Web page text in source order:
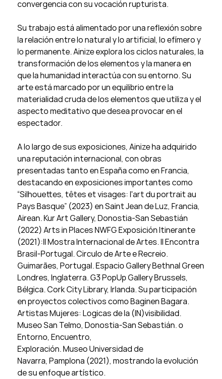
convergencia con su vocación rupturista.
Su trabajo está alimentado por una reflexión sobre
la relación entre lo natural y lo artificial, lo efímero y
lo permanente. Ainize explora los ciclos naturales, la
transformación de los elementos y la manera en
que la humanidad interactúa con su entorno. Su
arte está marcado por un equilibrio entre la
materialidad cruda de los elementos que utiliza y el
aspecto meditativo que desea provocar en el
espectador.
A lo largo de sus exposiciones, Ainize ha adquirido
una reputación internacional, con obras
presentadas tanto en España como en Francia,
destacando en exposiciones importantes como
“Silhouettes, têtes et visages: l'art du portrait au
Pays Basque” (2023) en Saint Jean de Luz, Francia,
Airean. Kur Art Gallery, Donostia-San Sebastián
(2022) Arts in Places NWFG Exposición Itinerante
(2021):II Mostra Internacional de Artes. II Encontra
Brasil-Portugal. Circulo de Arte e Recreio.
Guimarães, Portugal. Espacio Gallery Bethnal Green
Londres, Inglaterra. G3 PopUp Gallery Brussels,
Bélgica. Cork City Library, Irlanda. Su participación
en proyectos colectivos como Baginen Bagara.
Artistas Mujeres: Logicas de la (IN)visibilidad.
Museo San Telmo, Donostia-San Sebastián. o
Entorno, Encuentro,
Exploración. Museo Universidad de
Navarra, Pamplona (2021), mostrando la evolución
de su enfoque artístico.